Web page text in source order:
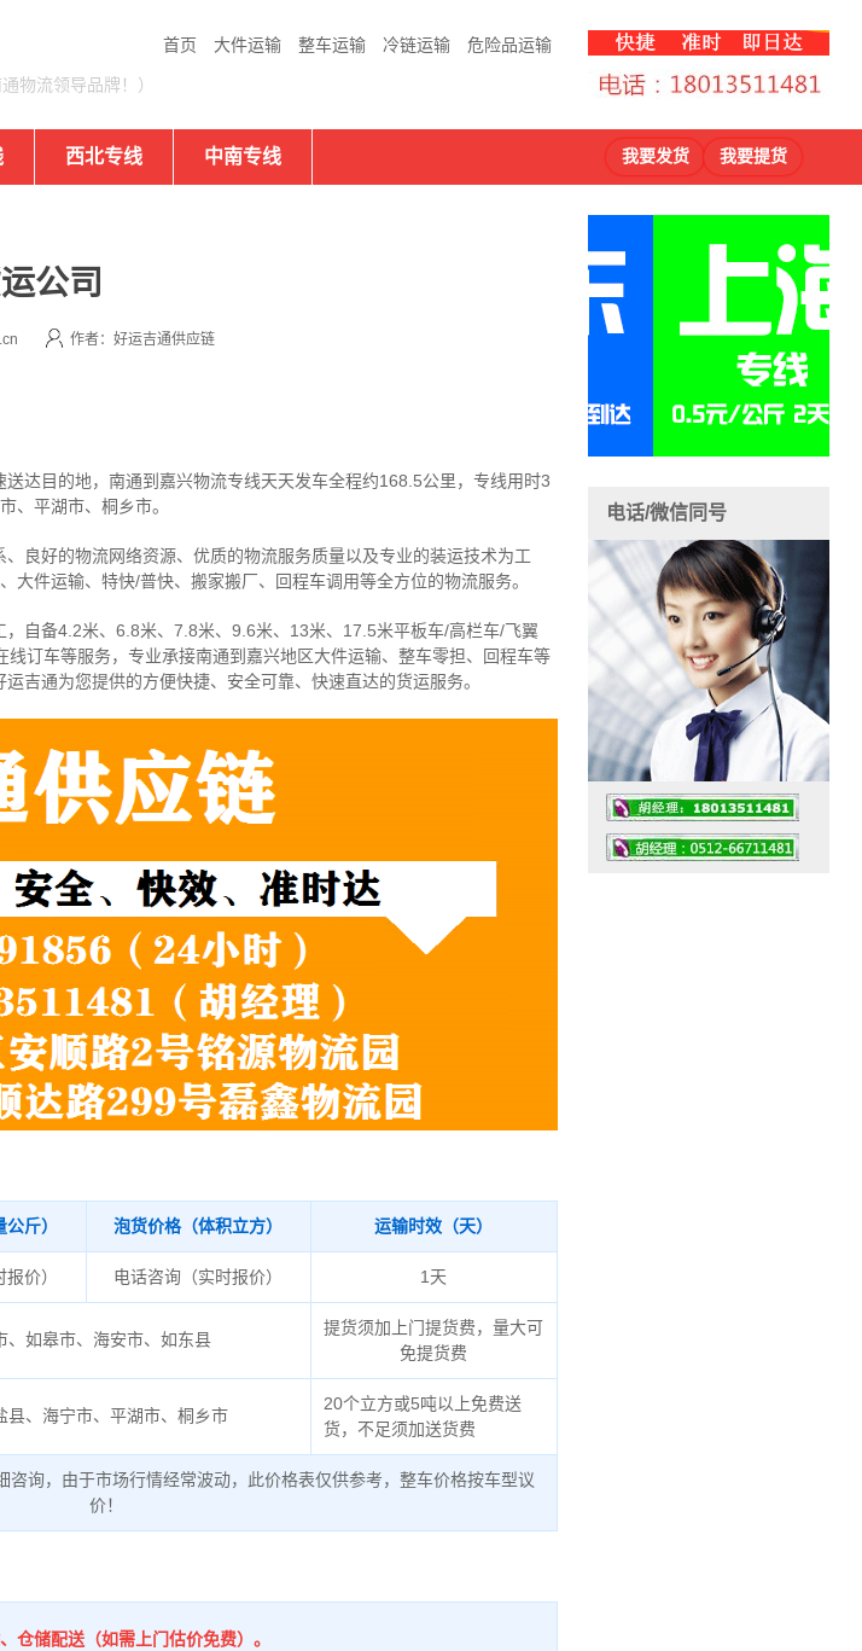
首页 大件运输 整车运输 冷链运输 危险品运输
物流领导品牌！）
西北专线 中南专线 我要发货 我要提货
公司
作者：好运吉通供应链
达目的地，南通到嘉兴物流专线天天发车全程约168.5公里，专线用时3
、平湖市、桐乡市。
良好的物流网络资源、优质的物流服务质量以及专业的装运技术为工
大件运输、特快/普快、搬家搬厂、回程车调用等全方位的物流服务。
自备4.2米、6.8米、7.8米、9.6米、13米、17.5米平板车/高栏车/飞翼
订车等服务， 专业承接南通到嘉兴地区大件运输、整车零担、回程车等
吉通为您提供的方便快捷、安全可靠、快速直达的货运服务。
斤） 泡货价格（体积立方） 运输时效（天）
价） 电话咨询（实时报价） 1天
、如皋市、海安市、如东县
提货须加上门提货费，量大可
免提货费
县、海宁市、平湖市、桐乡市
20个立方或5吨以上免费送
货，不足须加送货费
询，由于市场行情经常波动，此价格表仅供参考，整车价格按车型议
价！
仓储配送（如需上门估价免费）。
电话/微信同号